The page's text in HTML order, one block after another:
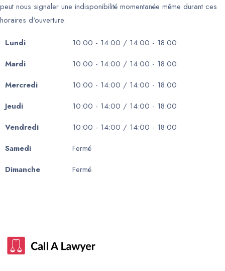
peut nous signaler une indisponibilité momentanée même durant ces
horaires d'ouverture.
Lundi
10:00 - 14:00 / 14:00 - 18:00
Mardi
10:00 - 14:00 / 14:00 - 18:00
Mercredi
10:00 - 14:00 / 14:00 - 18:00
Jeudi
10:00 - 14:00 / 14:00 - 18:00
Vendredi
10:00 - 14:00 / 14:00 - 18:00
Samedi
Fermé
Dimanche
Fermé